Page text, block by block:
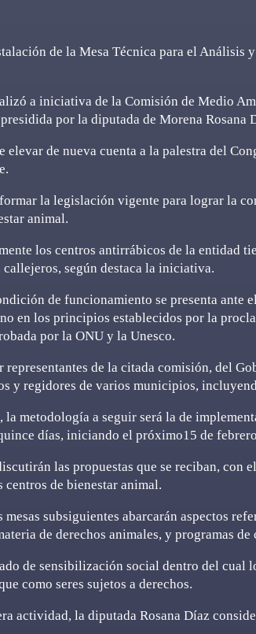
de la Mesa Técnica para el Análisis
a iniciativa de la Comisión de Medio
por la diputada de Morena Rosana
elevar de nueva cuenta a la palestra del
la legislación vigente para lograr la
animal.
los centros antirrábicos de la entidad
según destaca la iniciativa.
de funcionamiento se presenta ante
en los principios establecidos por la
por la ONU y la Unesco.
representantes de la citada comisión, del
y regidores de varios municipios,
la metodología a seguir será la de
días, iniciando el próximo15 de
las propuestas que se reciban, con
de bienestar animal.
mesas subsiguientes abarcarán aspectos
de derechos animales, y programas
de sensibilización social dentro del cual
como seres sujetos a derechos.
actividad, la diputada Rosana Díaz